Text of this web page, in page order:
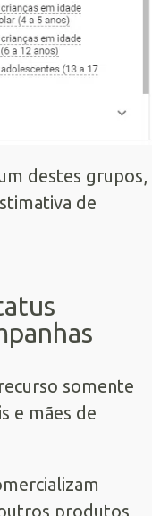
destes grupos,
de
somente
e mães de
produtos